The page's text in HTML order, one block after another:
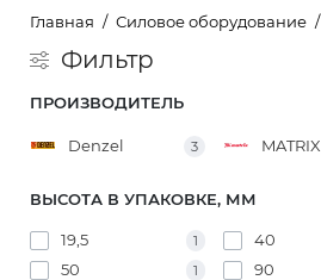
Главная Силовое оборудование
Фильтр
ПРОИЗВОДИТЕЛЬ
Denzel 3 MATRIX
ВЫСОТА В УПАКОВКЕ, ММ
19,5 1 40
50 1 90